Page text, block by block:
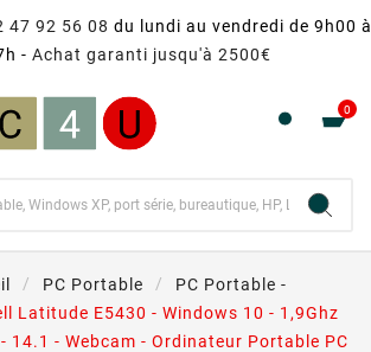
47 92 56 08 du lundi au vendredi de 9h00 à
- Achat garanti jusqu'à 2500€
0
PC Portable
PC Portable -
Latitude E5430 - Windows 10 - 1,9Ghz
14.1 - Webcam - Ordinateur Portable PC